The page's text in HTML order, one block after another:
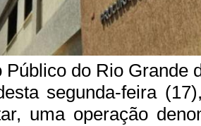
Público do Rio Grande
segunda-feira
uma operação